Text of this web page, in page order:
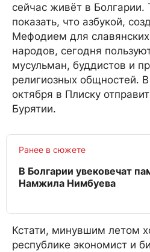
сейчас живёт в Болгарии.
показать, что азбукой,
Мефодием для славянских
народов, сегодня
мусульман, буддистов и
религиозных общностей.
октября в Плиску
Бурятии.
Ранее в сюжете
В Болгарии увековечат
Намжила Нимбуева
Кстати, минувшим летом
республике экономист и